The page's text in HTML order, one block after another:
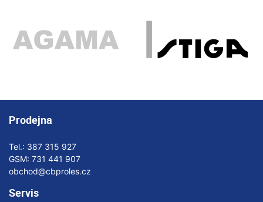
Prodejna
Tel.: 387 315 927
GSM: 731 441 907
obchod@cbproles.cz
Servis